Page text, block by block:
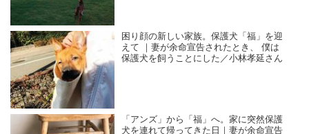
困り顔の新しい家族。保護犬「福」を迎
えて ｜妻が余命宣告されたとき、 僕は
保護犬を飼うことにした／小林孝延さん
「アンズ」から「福」へ。家に突然保護
犬を連れて帰ってきた日｜妻が余命宣告